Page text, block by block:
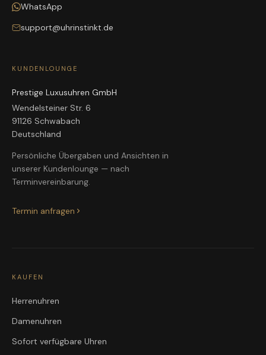
WhatsApp
support@uhrinstinkt.de
KUNDENLOUNGE
Prestige Luxusuhren GmbH
Wendelsteiner Str. 6
91126 Schwabach
Deutschland
Persönliche Übergaben und Ansichten in
unserer Kundenlounge — nach
Terminvereinbarung.
Termin anfragen
KAUFEN
Herrenuhren
Damenuhren
Sofort verfügbare Uhren